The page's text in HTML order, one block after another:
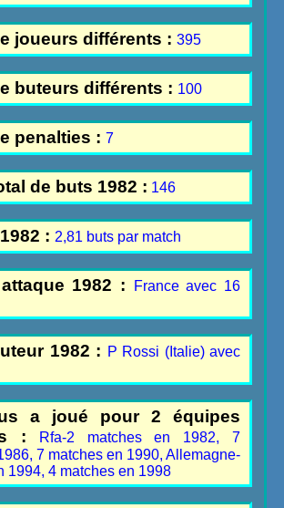
joueurs différents :395
buteurs différents : 100
penalties :7
de buts 1982 : 146
: 2,81 buts par match
1982 :
France avec 16
1982 : P Rossi (Italie) avec
a joué pour 2 équipes
: Rfa-2 matches en 1982, 7
7 matches en 1990, Allemagne-
1994, 4 matches en 1998